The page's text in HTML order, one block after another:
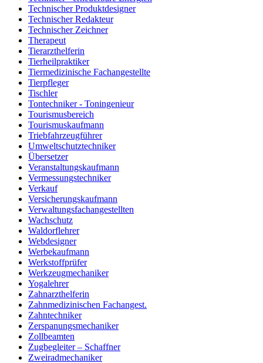
Technischer Produktdesigner
Technischer Redakteur
Technischer Zeichner
Therapeut
Tierarzthelferin
Tierheilpraktiker
Tiermedizinische Fachangestellte
Tierpfleger
Tischler
Tontechniker - Toningenieur
Tourismusbereich
Tourismuskaufmann
Triebfahrzeugführer
Umweltschutztechniker
Übersetzer
Veranstaltungskaufmann
Vermessungstechniker
Verkauf
Versicherungskaufmann
Verwaltungsfachangestellten
Wachschutz
Waldorflehrer
Webdesigner
Werbekaufmann
Werkstoffprüfer
Werkzeugmechaniker
Yogalehrer
Zahnarzthelferin
Zahnmedizinischen Fachangest.
Zahntechniker
Zerspanungsmechaniker
Zollbeamten
Zugbegleiter – Schaffner
Zweiradmechaniker